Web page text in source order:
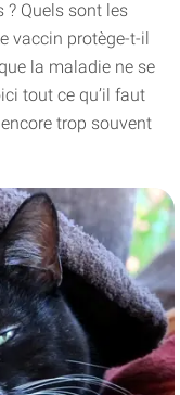
? Quels sont les
vaccin protège-t-il
la maladie ne se
tout ce qu’il faut
trop souvent